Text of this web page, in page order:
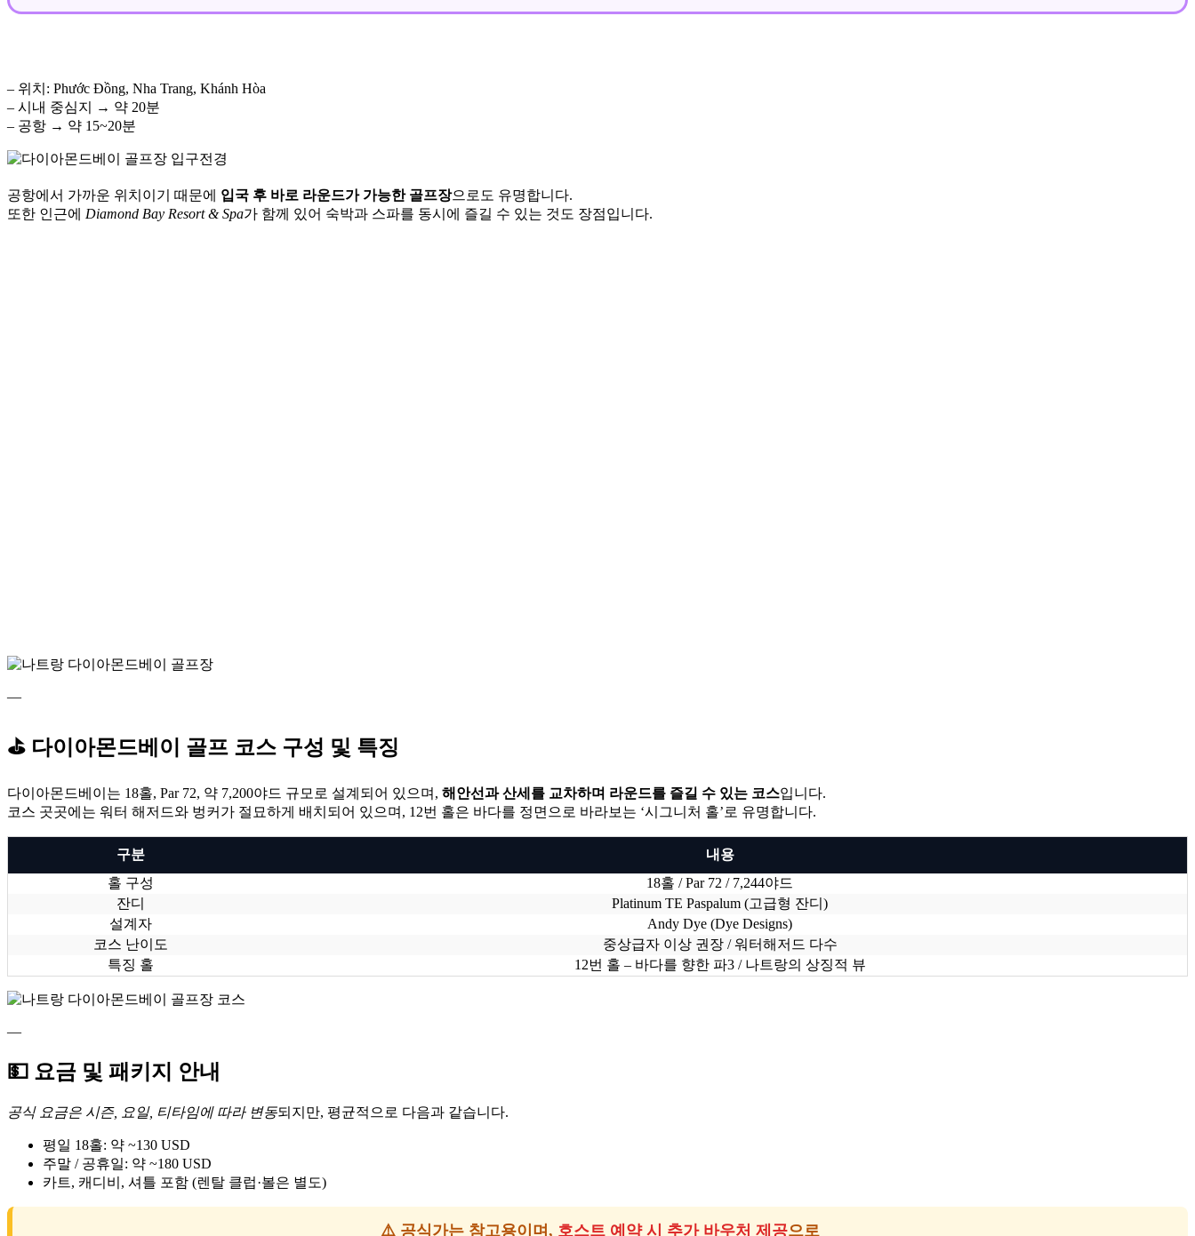
– 위치: Phước Đồng, Nha Trang, Khánh Hòa
– 시내 중심지 → 약 20분
– 공항 → 약 15~20분
공항에서 가까운 위치이기 때문에 입국 후 바로 라운드가 가능한 골프장으로도 유명합니다.
또한 인근에 Diamond Bay Resort & Spa가 함께 있어 숙박과 스파를 동시에 즐길 수 있는 것도 장점입니다.
—
⛳ 다이아몬드베이 골프 코스 구성 및 특징
다이아몬드베이는 18홀, Par 72, 약 7,200야드 규모로 설계되어 있으며, 해안선과 산세를 교차하며 라운드를 즐길 수 있는 코스입니다.
코스 곳곳에는 워터 해저드와 벙커가 절묘하게 배치되어 있으며, 12번 홀은 바다를 정면으로 바라보는 ‘시그니처 홀’로 유명합니다.
구분
내용
홀 구성
18홀 / Par 72 / 7,244야드
잔디
Platinum TE Paspalum (고급형 잔디)
설계자
Andy Dye (Dye Designs)
코스 난이도
중상급자 이상 권장 / 워터해저드 다수
특징 홀
12번 홀 – 바다를 향한 파3 / 나트랑의 상징적 뷰
—
💵 요금 및 패키지 안내
공식 요금은 시즌, 요일, 티타임에 따라 변동되지만, 평균적으로 다음과 같습니다.
평일 18홀: 약 ~130 USD
주말 / 공휴일: 약 ~180 USD
카트, 캐디비, 셔틀 포함 (렌탈 클럽·볼은 별도)
⚠️ 공식가는 참고용이며, 호스트 예약 시 추가 바우처 제공으로